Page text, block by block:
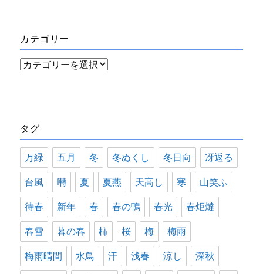
ブ
カテゴリー
カ
ー
タグ
万緑 五月 冬 冬ぬくし 冬日向 冴返る
台風 囀 夏 夏燕 天高し 寒 山笑ふ
待春 新年 春 春の鴨 春光 春炬燵
春雪 暮の春 柿 桜 梅 梅雨
梅雨晴間 水鳥 汗 浅春 涼し 深秋